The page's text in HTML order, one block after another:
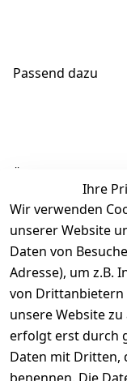
Passend dazu
Ähnliche Produkte
Ihre
Wir verwenden
unserer Website
Daten von
Adresse), um z.B.
von
unsere Website
erfolgt erst durch
Daten mit Dritten,
Rechtliches
AGB
Impressum
Datenschutze